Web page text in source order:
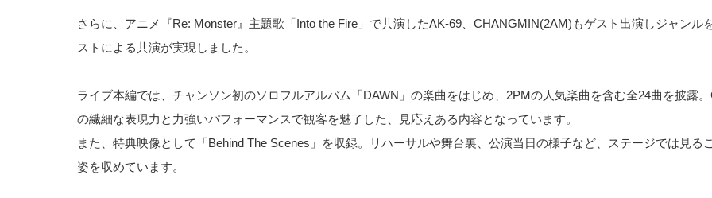
さらに、アニメ『Re: Monster』主題歌「Into the Fire」で共演したAK-69、CHANGMIN(2AM)もゲスト出演しジャンル
ストによる共演が実現しました。
ライブ本編では、チャンソン初のソロフルアルバム「DAWN」の楽曲をはじめ、2PMの人気楽曲を含む全24曲を披露
の繊細な表現力と力強いパフォーマンスで観客を魅了した、見応えある内容となっています。
また、特典映像として「Behind The Scenes」を収録。リハーサルや舞台裏、公演当日の様子など、ステージでは見る
姿を収めています。